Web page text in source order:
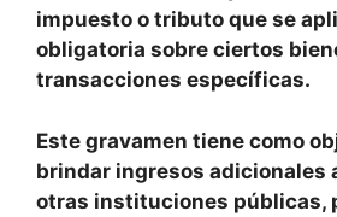
impuesto o tributo que se
obligatoria sobre ciertos
transacciones específicas.
Este gravamen tiene como
brindar ingresos adicionales
otras instituciones públicas,